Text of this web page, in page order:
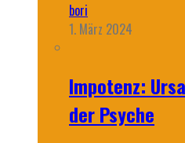
bori
1. März 2024
Impotenz:
der Psyche